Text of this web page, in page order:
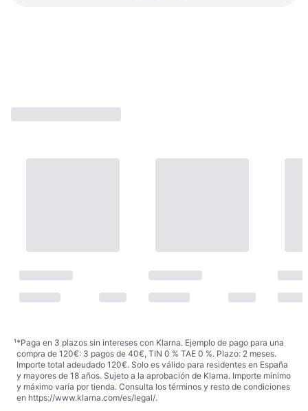
¹*Paga en 3 plazos sin intereses con Klarna. Ejemplo de pago para una
compra de 120€: 3 pagos de 40€, TIN 0 % TAE 0 %. Plazo: 2 meses.
Importe total adeudado 120€. Solo es válido para residentes en España
y mayores de 18 años. Sujeto a la aprobación de Klarna. Importe mínimo
y máximo varía por tienda. Consulta los términos y resto de condiciones
en https://www.klarna.com/es/legal/.